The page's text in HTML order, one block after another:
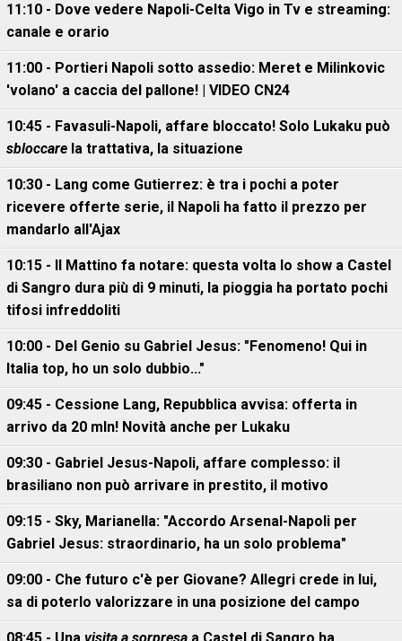
11:10 - Dove vedere Napoli-Celta Vigo in Tv e streaming:
canale e orario
11:00 - Portieri Napoli sotto assedio: Meret e Milinkovic
'volano' a caccia del pallone! | VIDEO CN24
10:45 - Favasuli-Napoli, affare bloccato! Solo Lukaku può
sbloccare la trattativa, la situazione
10:30 - Lang come Gutierrez: è tra i pochi a poter
ricevere offerte serie, il Napoli ha fatto il prezzo per
mandarlo all'Ajax
10:15 - Il Mattino fa notare: questa volta lo show a Castel
di Sangro dura più di 9 minuti, la pioggia ha portato pochi
tifosi infreddoliti
10:00 - Del Genio su Gabriel Jesus: "Fenomeno! Qui in
Italia top, ho un solo dubbio..."
09:45 - Cessione Lang, Repubblica avvisa: offerta in
arrivo da 20 mln! Novità anche per Lukaku
09:30 - Gabriel Jesus-Napoli, affare complesso: il
brasiliano non può arrivare in prestito, il motivo
09:15 - Sky, Marianella: "Accordo Arsenal-Napoli per
Gabriel Jesus: straordinario, ha un solo problema"
09:00 - Che futuro c'è per Giovane? Allegri crede in lui,
sa di poterlo valorizzare in una posizione del campo